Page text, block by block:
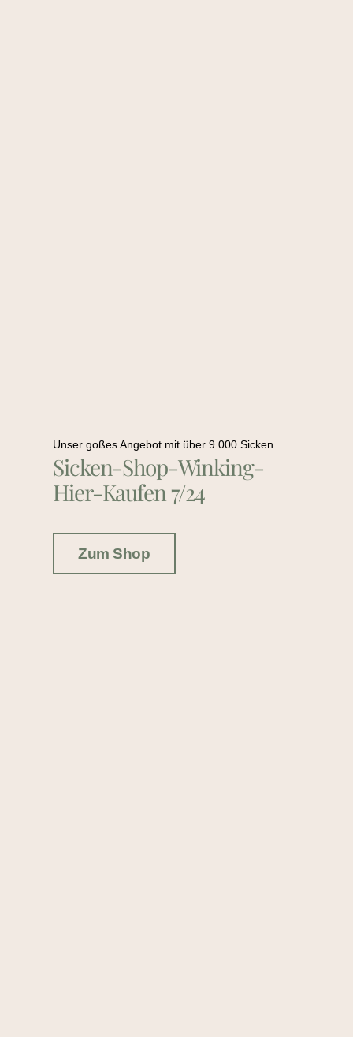
Unser goßes Angebot mit über 9.000 Sicken
Sicken-Shop-Winking-
Hier-Kaufen 7/24
Zum Shop